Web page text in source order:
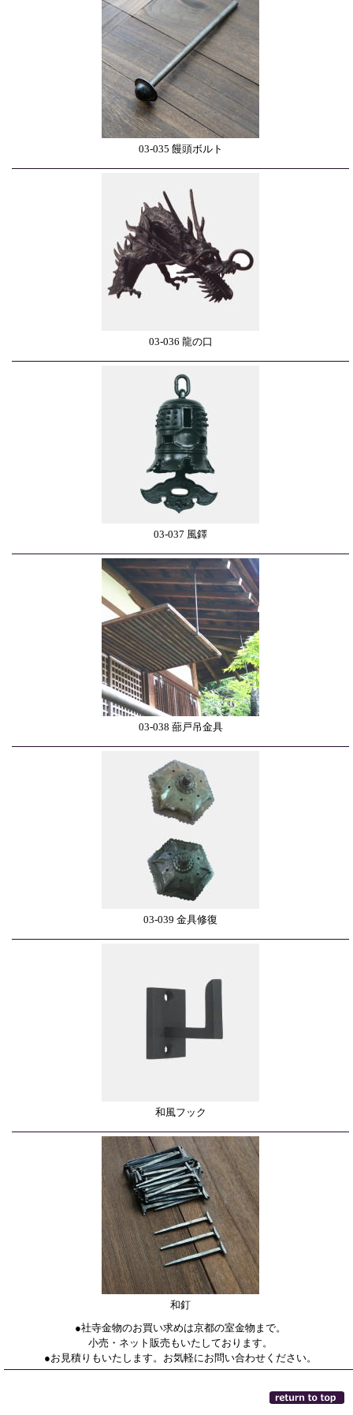
03-035 饅頭ボルト
03-036 龍の口
03-037 風鐸
03-038 蔀戸吊金具
03-039 金具修復
和風フック
和釘
●社寺金物のお買い求めは京都の室金物まで。
小売・ネット販売もいたしております。
●お見積りもいたします。お気軽にお問い合わせください。